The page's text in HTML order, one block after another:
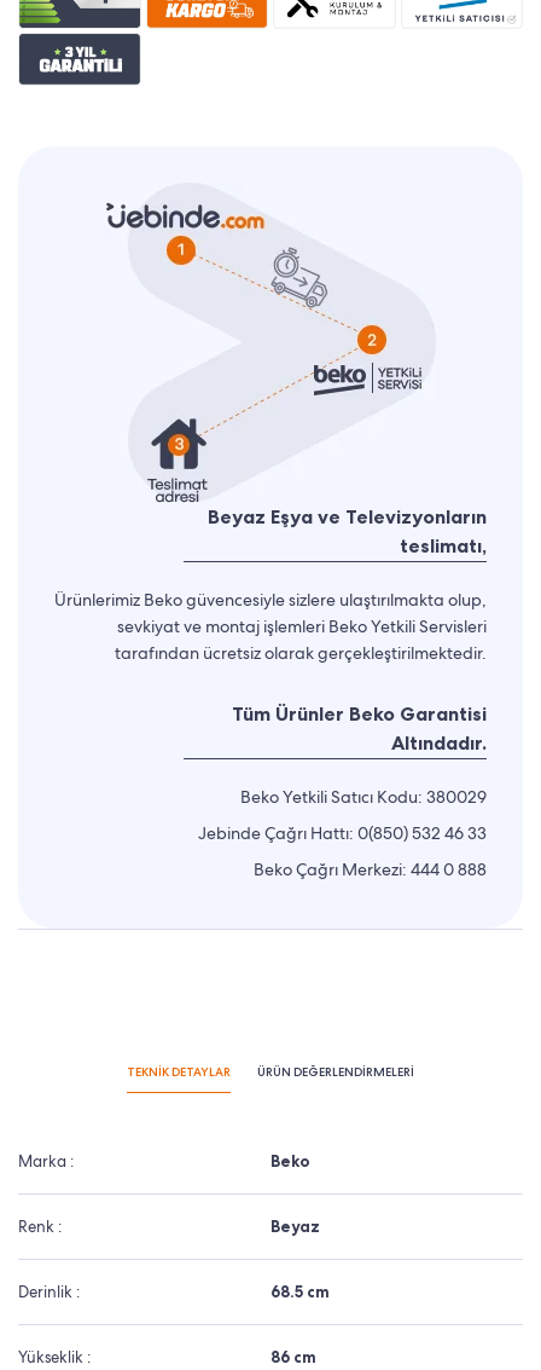
Beyaz Eşya ve Televizyonların
teslimatı,
Ürünlerimiz Beko güvencesiyle sizlere ulaştırılmakta olup,
sevkiyat ve montaj işlemleri Beko Yetkili Servisleri
tarafından ücretsiz olarak gerçekleştirilmektedir.
Tüm Ürünler Beko Garantisi
Altındadır.
Beko Yetkili Satıcı Kodu: 380029
Jebinde Çağrı Hattı: 0(850) 532 46 33
Beko Çağrı Merkezi: 444 0 888
TEKNİK DETAYLAR ÜRÜN DEĞERLENDİRMELERİ
Marka : Beko
Renk : Beyaz
Derinlik : 68.5 cm
Yükseklik : 86 cm